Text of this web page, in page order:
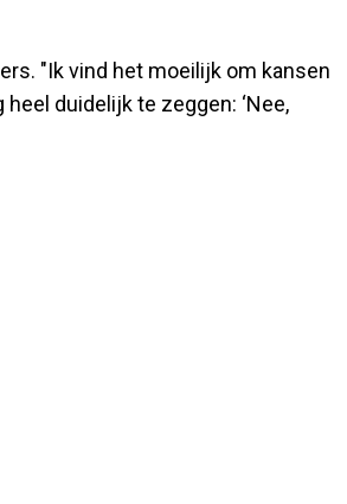
"Ik vind het moeilijk om kansen
duidelijk te zeggen: ‘Nee,